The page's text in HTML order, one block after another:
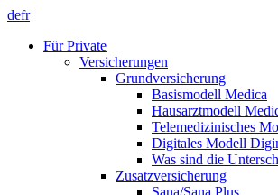
defr
Für Private
Versicherungen
Grundversicherung
Basismodell Medica
Hausarztmodell
Telemedizinisches
Digitales Modell
Was sind die
Zusatzversicherung
Sana/Sana Plus